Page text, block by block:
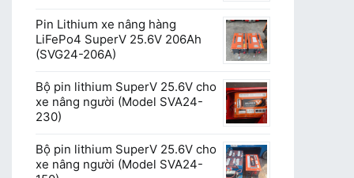
Pin Lithium xe nâng hàng
LiFePo4 SuperV 25.6V 206Ah
(SVG24-206A)
Bộ pin lithium SuperV 25.6V cho
xe nâng người (Model SVA24-
230)
Bộ pin lithium SuperV 25.6V cho
xe nâng người (Model SVA24-